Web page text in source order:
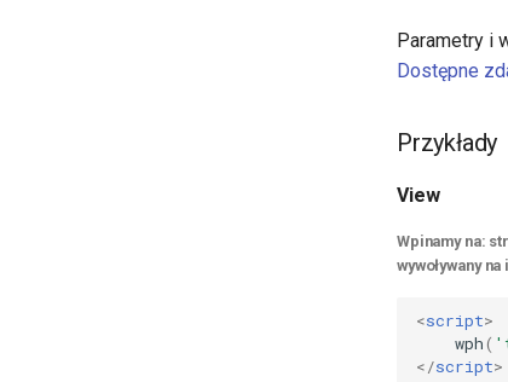
Parametry i
Dostępne
Przykłady
View
Wpinamy na:
wywoływany na
<script>
wph(
</script>